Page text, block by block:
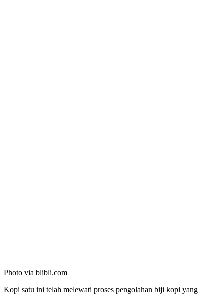
Photo via blibli.com
Kopi satu ini telah melewati proses pengolahan biji kopi yang